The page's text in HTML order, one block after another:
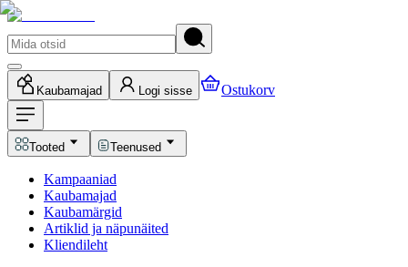
Kaubamajad Logi sisse Ostukorv
Tooted Teenused
Kampaaniad
Kaubamajad
Kaubamärgid
Artiklid ja näpunäited
Kliendileht